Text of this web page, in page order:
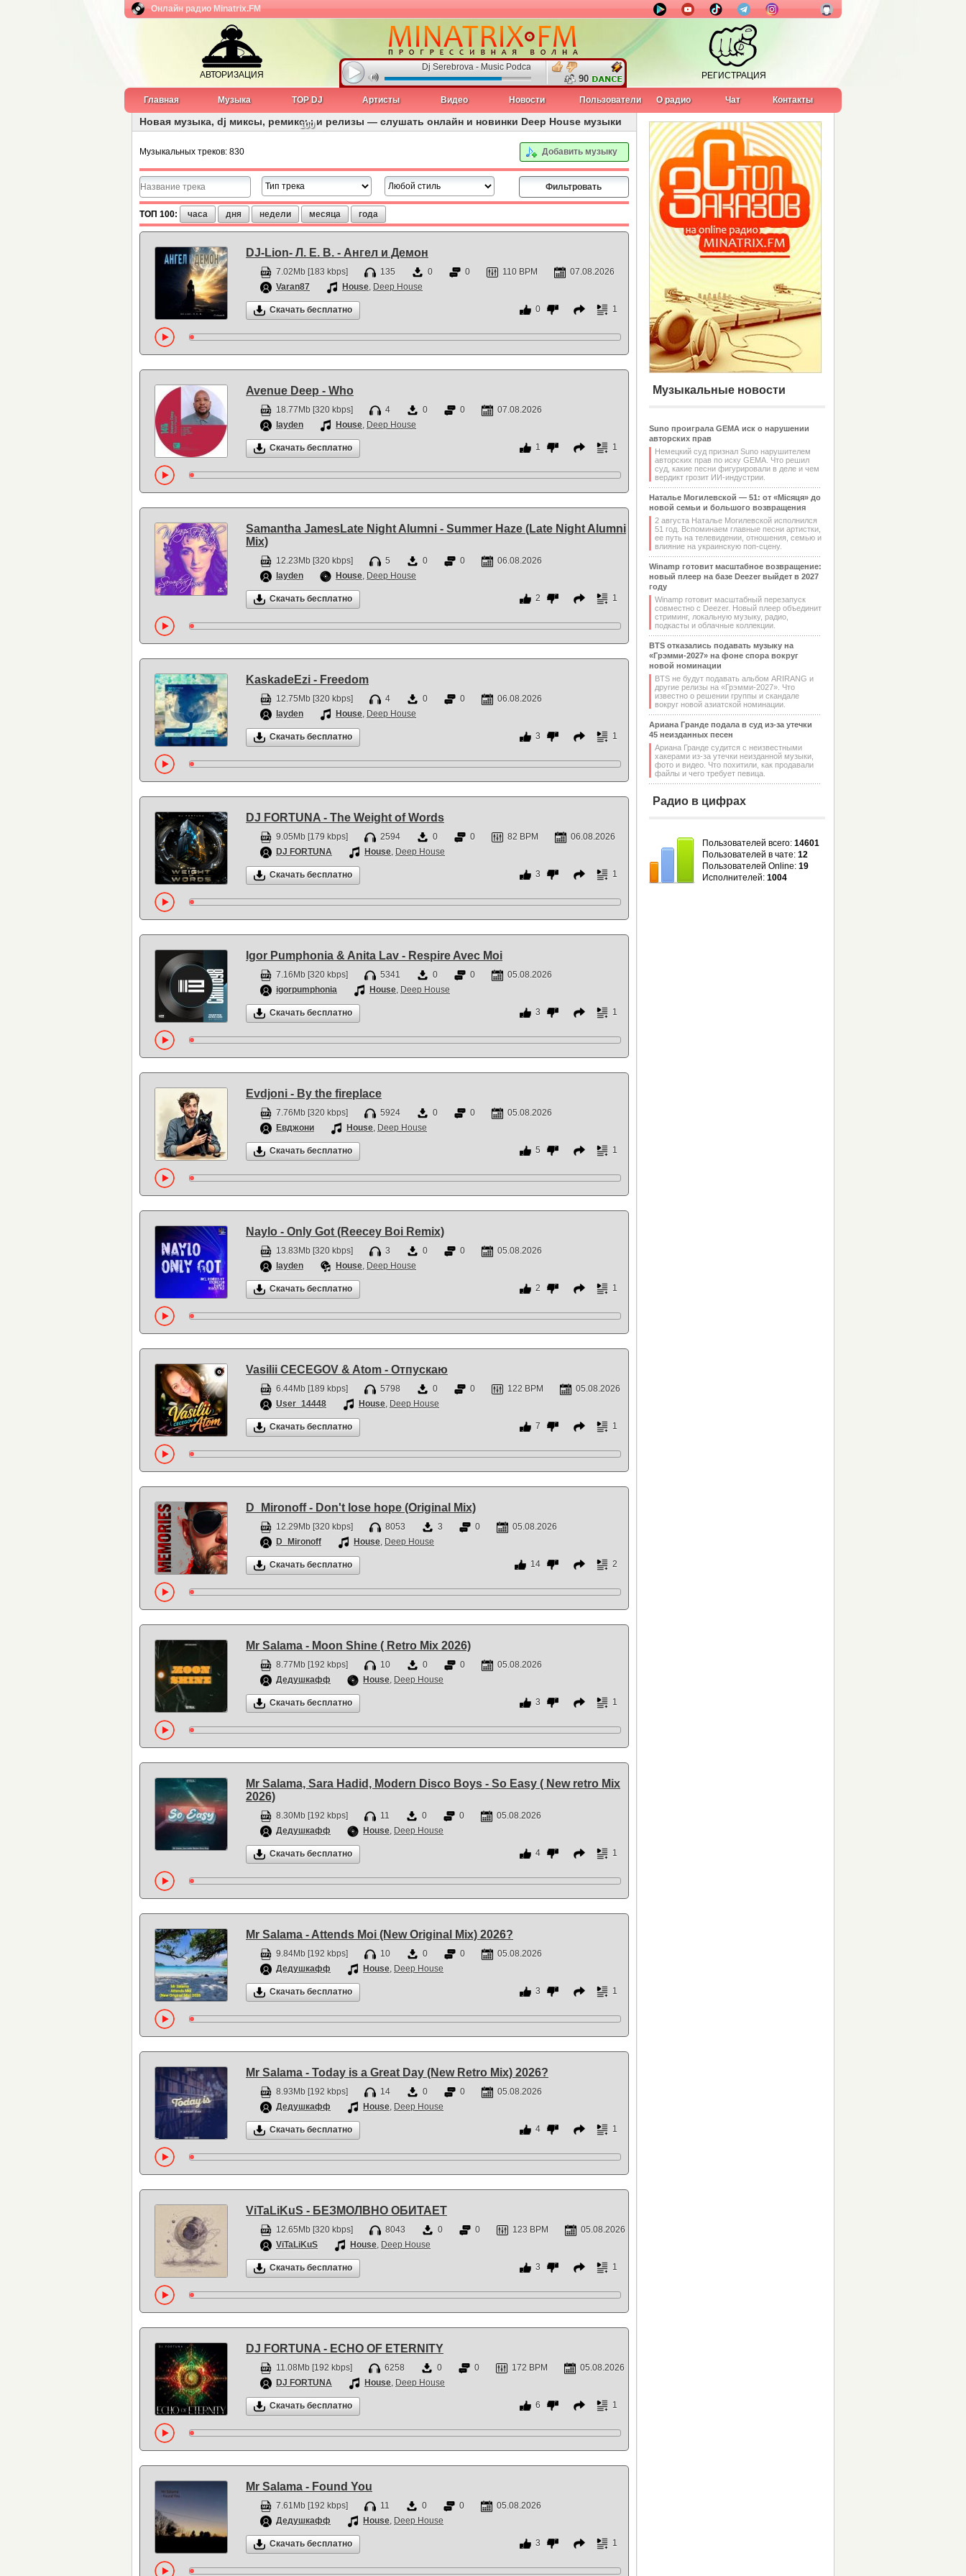
Онлайн радио Minatrix.FM
АВТОРИЗАЦИЯ
Dj Serebrova - Music Podcast Night Fire #3
90 РЕГИСТРАЦИЯ
Главная Музыка TOP DJ
100
Артисты Видео Новости Пользователи О радио Чат Контакты
Новая музыка, dj миксы, ремиксы и релизы — слушать онлайн и новинки Deep House музыки
Музыкальных треков: 830 Добавить музыку
ТОП 100: часа дня недели месяца года
DJ-Lion- Л. Е. В. - Ангел и Демон
7.02Mb [183 kbps] 135 0 0 110 BPM
07.08.2026
Varan87
House, Deep House
Скачать бесплатно 0 1
Avenue Deep - Who
18.77Mb [320 kbps] 4 0 0
07.08.2026
layden
House, Deep House
Скачать бесплатно 1 1
Samantha JamesLate Night Alumni - Summer Haze (Late Night Alumni
Mix)
12.23Mb [320 kbps] 5 0 0
06.08.2026
layden
House, Deep House
Скачать бесплатно 2 1
KaskadeEzi - Freedom
12.75Mb [320 kbps] 4 0 0
06.08.2026
layden
House, Deep House
Скачать бесплатно 3 1
DJ FORTUNA - The Weight of Words
9.05Mb [179 kbps] 2594 0 0 82 BPM
06.08.2026
DJ FORTUNA
House, Deep House
Скачать бесплатно 3 1
Igor Pumphonia & Anita Lav - Respire Avec Moi
7.16Mb [320 kbps] 5341 0 0
05.08.2026
igorpumphonia
House, Deep House
Скачать бесплатно 3 1
Evdjoni - By the fireplace
7.76Mb [320 kbps] 5924 0 0
05.08.2026
Евджони
House, Deep House
Скачать бесплатно 5 1
Naylo - Only Got (Reecey Boi Remix)
13.83Mb [320 kbps] 3 0 0
05.08.2026
layden
House, Deep House
Скачать бесплатно 2 1
Vasilii CECEGOV & Atom - Отпускаю
6.44Mb [189 kbps] 5798 0 0 122 BPM
05.08.2026
User_14448
House, Deep House
Скачать бесплатно 7 1
D_Mironoff - Don't lose hope (Original Mix)
12.29Mb [320 kbps] 8053 3 0
05.08.2026
D_Mironoff
House, Deep House
Скачать бесплатно 14 2
Mr Salama - Moon Shine ( Retro Mix 2026)
8.77Mb [192 kbps] 10 0 0
05.08.2026
Дедушкафф
House, Deep House
Скачать бесплатно 3 1
Mr Salama, Sara Hadid, Modern Disco Boys - So Easy ( New retro Mix
2026)
8.30Mb [192 kbps] 11 0 0
05.08.2026
Дедушкафф
House, Deep House
Скачать бесплатно 4 1
Mr Salama - Attends Moi (New Original Mix) 2026?
9.84Mb [192 kbps] 10 0 0
05.08.2026
Дедушкафф
House, Deep House
Скачать бесплатно 3 1
Mr Salama - Today is a Great Day (New Retro Mix) 2026?
8.93Mb [192 kbps] 14 0 0
05.08.2026
Дедушкафф
House, Deep House
Скачать бесплатно 4 1
ViTaLiKuS - БЕЗМОЛВНО ОБИТАЕТ
12.65Mb [320 kbps] 8043 0 0 123 BPM
05.08.2026
ViTaLiKuS
House, Deep House
Скачать бесплатно 3 1
DJ FORTUNA - ECHO OF ETERNITY
11.08Mb [192 kbps] 6258 0 0 172 BPM
05.08.2026
DJ FORTUNA
House, Deep House
Скачать бесплатно 6 1
Mr Salama - Found You
7.61Mb [192 kbps] 11 0 0
05.08.2026
Дедушкафф
House, Deep House
Скачать бесплатно 3 1
Музыкальные новости
Suno проиграла GEMA иск о нарушении
авторских прав
Немецкий суд признал Suno нарушителем
авторских прав по иску GEMA. Что решил
суд, какие песни фигурировали в деле и чем
вердикт грозит ИИ-индустрии.
Наталье Могилевской — 51: от «Місяця» до
новой семьи и большого возвращения
2 августа Наталье Могилевской исполнился
51 год. Вспоминаем главные песни артистки,
ее путь на телевидении, отношения, семью и
влияние на украинскую поп-сцену.
Winamp готовит масштабное возвращение:
новый плеер на базе Deezer выйдет в 2027
году
Winamp готовит масштабный перезапуск
совместно с Deezer. Новый плеер объединит
стриминг, локальную музыку, радио,
подкасты и облачные коллекции.
BTS отказались подавать музыку на
«Грэмми-2027» на фоне спора вокруг
новой номинации
BTS не будут подавать альбом ARIRANG и
другие релизы на «Грэмми-2027». Что
известно о решении группы и скандале
вокруг новой азиатской номинации.
Ариана Гранде подала в суд из-за утечки
45 неизданных песен
Ариана Гранде судится с неизвестными
хакерами из-за утечки неизданной музыки,
фото и видео. Что похитили, как продавали
файлы и чего требует певица.
Радио в цифрах
Пользователей всего: 14601
Пользователей в чате: 12
Пользователей Online: 19
Исполнителей: 1004